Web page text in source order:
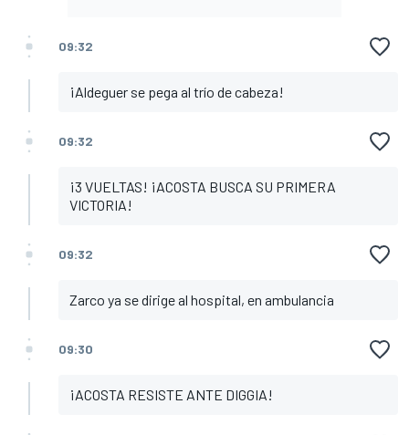
09:32
¡Aldeguer se pega al trío de cabeza!
09:32
¡3 VUELTAS! ¡ACOSTA BUSCA SU PRIMERA
VICTORIA!
09:32
Zarco ya se dirige al hospital, en ambulancia
09:30
¡ACOSTA RESISTE ANTE DIGGIA!